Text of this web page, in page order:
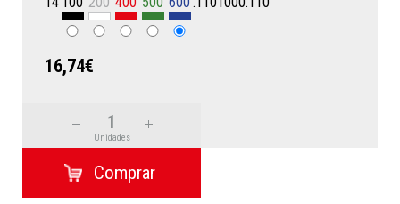
16,74€
Unidades